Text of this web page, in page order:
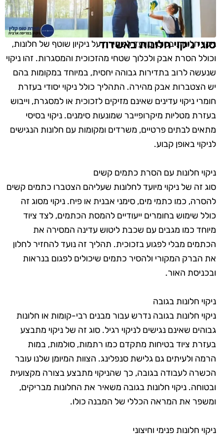
סוגי ניקוי חלונות באשדוד
ניקוי חלונות בסיסי מיועד לשמירה על ניקיון שוטף של חלונות,
וכולל הסרת אבק ולכלוך שטחי מהזכוכית והמסגרות. זהו ניקוי
שנעשה לרוב בתדירות גבוהה יחסית, במיוחד במקומות בהם
יש הצטברות אבק מהירה. התהליך כולל ניקוי יסודי בעזרת
חומרי ניקוי עדינים שאינם מזיקים לזכוכית או למסגרת, וייבוש
בעזרת מטליות מיקרופייבר שמונעות סימנים. ניקוי בסיסי
מתאים לבתים פרטיים, משרדים ומקומות עם חלונות הנגישים
לניקוי באופן קבוע.
ניקוי חלונות עם הסרת כתמים קשים
סוג זה של ניקוי מיועד לחלונות שעליהם הצטברו כתמים קשים
להסרה, כמו כתמי מים, סימני אבנית או פיח. ניקוי מסוג זה
כולל שימוש בחומרים ייעודיים להמסת הכתמים, לצד ציוד
מיוחד כמו מגבים עם שכבת ליטוש עדינה המסירה את
הכתמים מבלי לפגוע בזכוכית. תהליך זה נועד להחזיר לחלון
את הברק המקורי ולהסיר כתמים שיכולים לפגום בנראות
ובכניסת האור.
ניקוי חלונות בגובה
ניקוי חלונות בגובה נדרש עבור מבנים רבי-קומות או חלונות
גבוהים שאינם נגישים לניקוי רגיל. סוג זה של ניקוי מתבצע
בעזרת ציוד בטיחות מתקדם כמו רתמות, סולמות, במות
הרמה ולעיתים גם גלישת סנפלינג. הצוות המיומן שלנו עובר
הכשרה לעבודה בגובה, כך שהניקוי מתבצע בצורה מקצועית
ובטוחה. ניקוי חלונות בגובה משאיר את החלונות מבריקים,
ומשפר את המראה הכללי של המבנה כולו.
ניקוי חלונות פנימי וחיצוני